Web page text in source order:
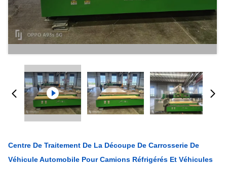
Centre De Traitement De La Découpe De Carrosserie De
Véhicule Automobile Pour Camions Réfrigérés Et Véhicules